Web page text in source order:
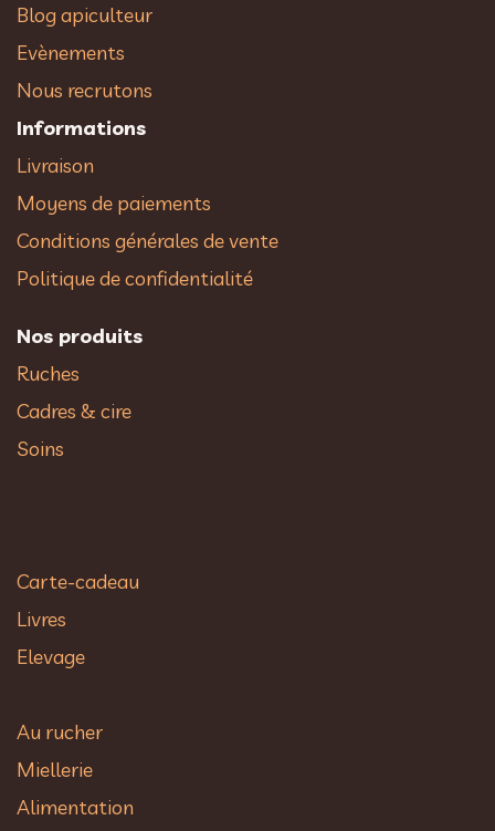
Blog apiculteur
Evènements
Nous recrutons
Informations
Livraison
Moyens de paiements
Conditions générales de vente
Politique de confidentialité
Nos produits
Ruches
Cadres & cire
Soins
Carte-cadeau
Livres
Elevage
Au rucher​
Miellerie
Alimentation